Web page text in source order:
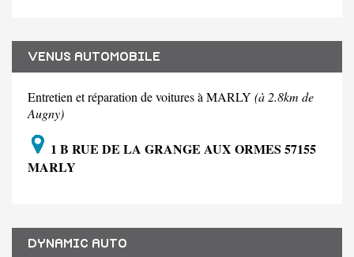
VENUS AUTOMOBILE
Entretien et réparation de voitures à MARLY (à 2.8km de
Augny)
1 B RUE DE LA GRANGE AUX ORMES 57155
MARLY
DYNAMIC AUTO